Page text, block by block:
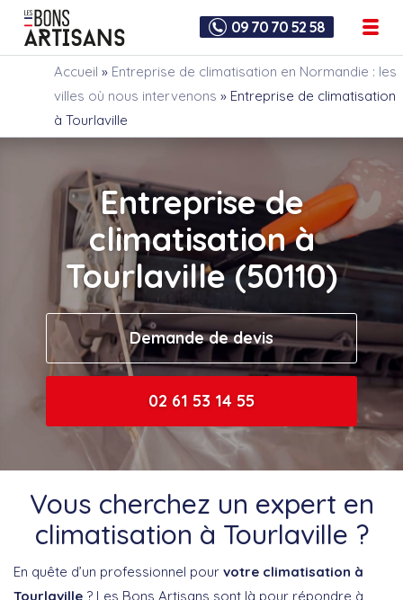
09 70 70 52 58
Accueil » Entreprise de climatisation en Normandie : les
villes où nous intervenons » Entreprise de climatisation
à Tourlaville
Entreprise de
climatisation à
Tourlaville (50110)
Demande de devis
02 61 53 14 55
Vous cherchez un expert en
climatisation à Tourlaville ?
En quête d’un professionnel pour votre climatisation à
Tourlaville ? Les Bons Artisans sont là pour répondre à